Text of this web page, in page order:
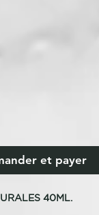
et payer
40ML.